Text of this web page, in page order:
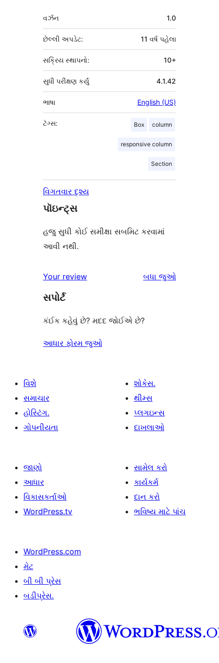
મેટા
વર્ઝન 1.0
છેલ્લી અપડેટ: 11 વર્ષપહેલા
સક્રિય સ્થાપનો: 10+
4.1.42
સુધી પરીક્ષણ કર્યું
ભાષા English (US)
ટૅગ્સ: Box column
responsive column
Section
વિગતવાર દૃશ્ય
પૉઇન્ટ્સ
હજુ સુધી કોઈ સમીક્ષા સબમિટ કરવામાં
આવી નથી.
Your review બધા સમીક્ષાઓ
જુઓ
સપોર્ટ
કંઈક કહેવું છે? મદદ જોઈએ છે?
આધાર ફોરમ જુઓ
વિશે
સમાચાર
હોસ્ટિંગ.
ગોપનીયતા
શોકેસ.
થીમ્સ
પ્લગઇન્સ
દાખલાઓ
જાણો
આધાર
વિકાસકર્તાઓ
WordPress.tv
સામેલ કરો
કાર્યકર્મ
દાન કરો
ભવિષ્ય માટે પાંચ
WordPress.com
મેટ
બી બી પ્રેસ
બડીપ્રેસ.